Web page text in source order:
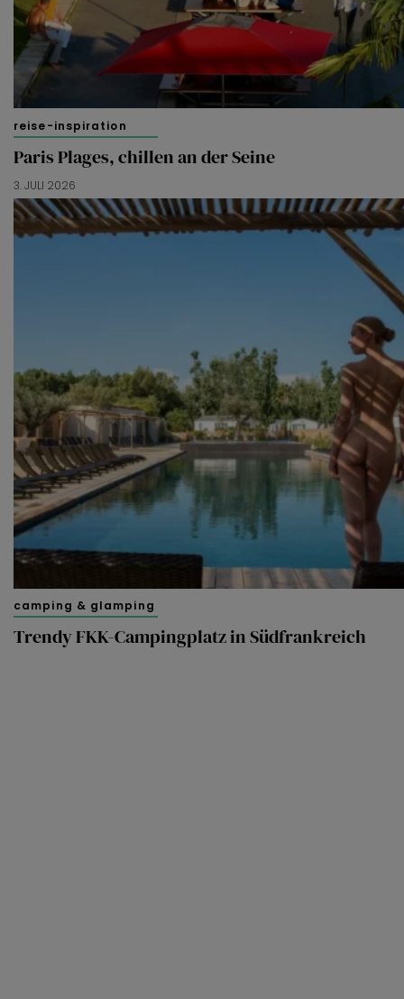
reise-inspiration
Paris Plages, chillen an der Seine
3. JULI 2026
camping & glamping
Trendy FKK-Campingplatz in Südfrankreich